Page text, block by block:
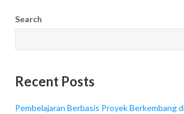
Search
Recent Posts
Pembelajaran Berbasis Proyek Berkembang